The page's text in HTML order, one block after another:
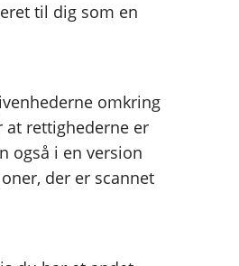
til dig som en
omkring
at rettighederne er
også i en version
der er scannet